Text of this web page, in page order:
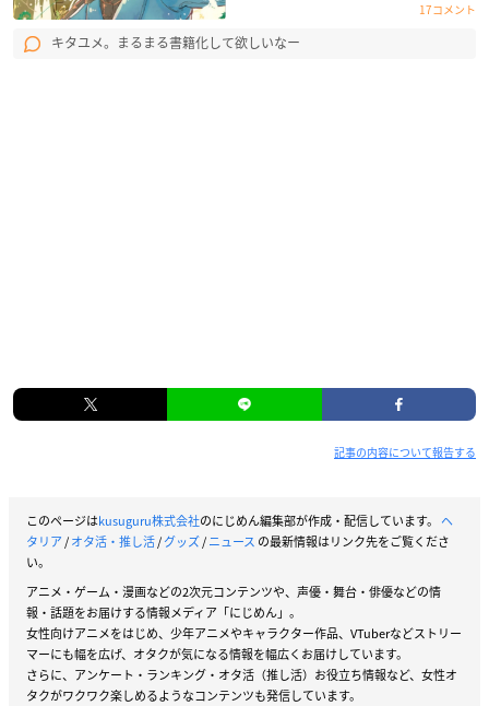
17コメント
キタユメ。まるまる書籍化して欲しいなー
記事の内容について報告する
このページはkusuguru株式会社のにじめん編集部が作成・配信しています。 ヘ
タリア/オタ活・推し活/グッズ/ニュース の最新情報はリンク先をご覧くださ
い。
アニメ・ゲーム・漫画などの2次元コンテンツや、声優・舞台・俳優などの情
報・話題をお届けする情報メディア「にじめん」。
女性向けアニメをはじめ、少年アニメやキャラクター作品、VTuberなどストリー
マーにも幅を広げ、オタクが気になる情報を幅広くお届けしています。
さらに、アンケート・ランキング・オタ活（推し活）お役立ち情報など、女性オ
タクがワクワク楽しめるようなコンテンツも発信しています。